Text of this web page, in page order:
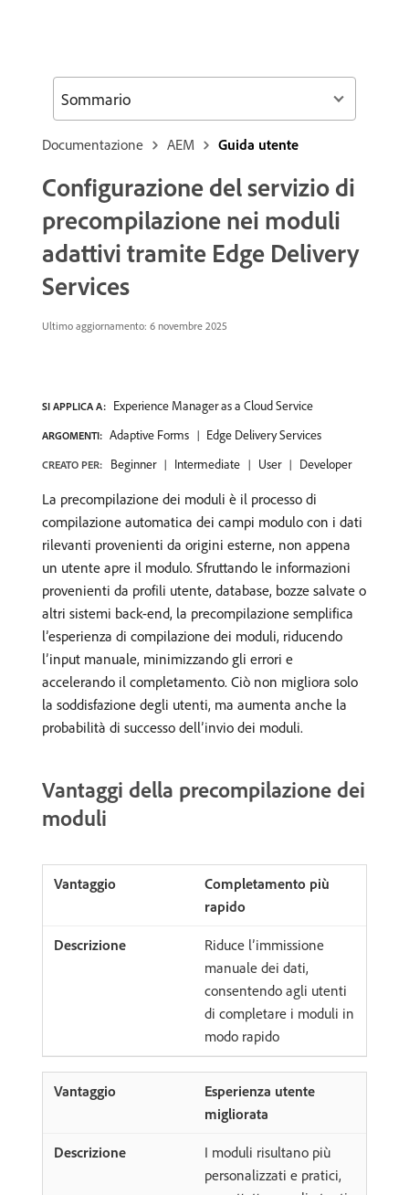
Documentazione AEM Guida utente
Configurazione del servizio di
precompilazione nei moduli
adattivi tramite Edge Delivery
Services
Ultimo aggiornamento: 6 novembre 2025
SI APPLICA A: Experience Manager as a Cloud Service
ARGOMENTI: Adaptive Forms Edge Delivery Services
CREATO PER: Beginner Intermediate User Developer
La precompilazione dei moduli è il processo di
compilazione automatica dei campi modulo con i dati
rilevanti provenienti da origini esterne, non appena
un utente apre il modulo. Sfruttando le informazioni
provenienti da profili utente, database, bozze salvate o
altri sistemi back-end, la precompilazione semplifica
l’esperienza di compilazione dei moduli, riducendo
l’input manuale, minimizzando gli errori e
accelerando il completamento. Ciò non migliora solo
la soddisfazione degli utenti, ma aumenta anche la
probabilità di successo dell’invio dei moduli.
Vantaggi della precompilazione dei
moduli
Completamento più
rapido
Riduce l’immissione
manuale dei dati,
consentendo agli utenti
di completare i moduli in
modo rapido
Esperienza utente
migliorata
I moduli risultano più
personalizzati e pratici,
Sommario